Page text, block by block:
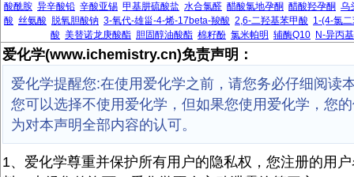
酸酰胺 异辛酸铅 辛酸亚锡 甲基肼硫酸盐 水合氯醛 醋酸氯地孕酮 醋酸羟孕酮 乌
酸 丝氨酸 脱氧胆酸钠 3-氧代-雄甾-4-烯-17beta-羧酸 2,6-二羟基苯甲酸 1-(4-氯
酸 美替诺龙庚酸酯 胆固醇油酸酯 棉籽酚 氯米帕明 辅酶Q10 N-异丙
爱化学(www.ichemistry.cn)免责声明：
爱化学提醒您:在使用爱化学之前，请您务必仔细阅读
您可以选择不使用爱化学，但如果您使用爱化学，您
为对本声明全部内容的认可。
1、爱化学尊重并保护所有用户的隐私权，您注册的用